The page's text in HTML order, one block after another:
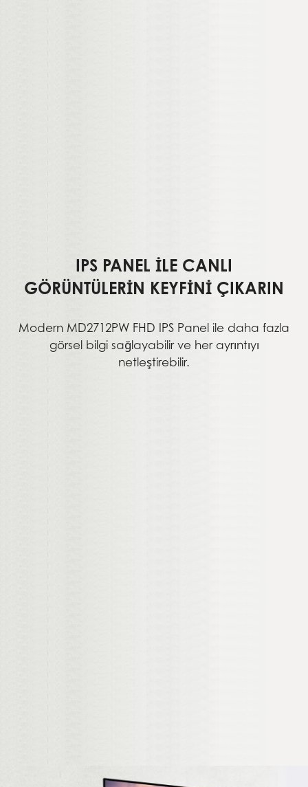
IPS PANEL İLE CANLI
GÖRÜNTÜLERİN KEYFİNİ ÇIKARIN
Modern MD2712PW FHD IPS Panel ile daha fazla
görsel bilgi sağlayabilir ve her ayrıntıyı
netleştirebilir.